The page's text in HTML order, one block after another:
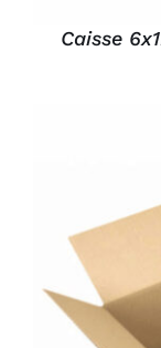
Caisse
DÉTAILS